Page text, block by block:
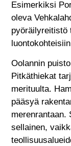
Esimerkiksi
oleva
pyöräilyreitistö
Oolannin
Pitkäthiekat
merituulta.
pääsyä
merenrantaan.
sellainen,